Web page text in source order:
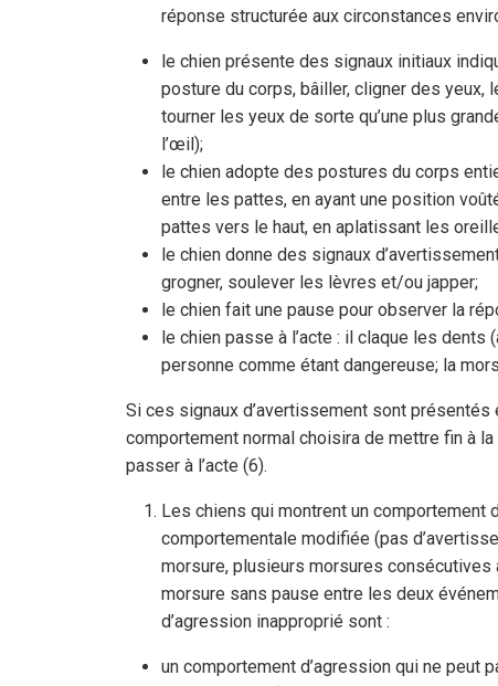
réponse structurée aux circonstances
le chien présente des signaux initiaux
posture du corps, bâiller, cligner des yeux,
tourner les yeux de sorte qu’une plus
l’œil);
le chien adopte des postures du corps
entre les pattes, en ayant une position
pattes vers le haut, en aplatissant les
le chien donne des signaux
grogner, soulever les lèvres et/ou japper;
le chien fait une pause pour observer la
le chien passe à l’acte : il claque les dents
personne comme étant dangereuse; la
Si ces signaux d’avertissement sont présentés
comportement normal choisira de mettre fin à
passer à l’acte (6).
Les chiens qui montrent un comportement
comportementale modifiée (pas
morsure, plusieurs morsures
morsure sans pause entre les deux
d’agression inapproprié sont :
un comportement d’agression qui ne peut